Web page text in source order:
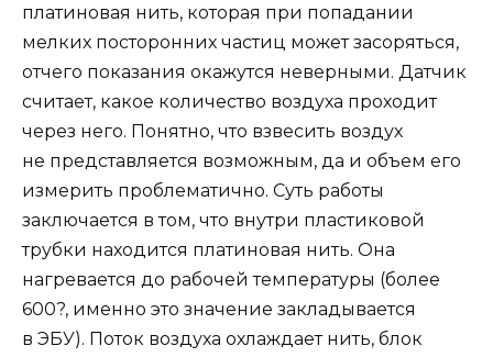
платиновая нить, которая при попадании
мелких посторонних частиц может засоряться,
отчего показания окажутся неверными. Датчик
считает, какое количество воздуха проходит
через него. Понятно, что взвесить воздух
не представляется возможным, да и объем его
измерить проблематично. Суть работы
заключается в том, что внутри пластиковой
трубки находится платиновая нить. Она
нагревается до рабочей температуры (более
600?, именно это значение закладывается
в ЭБУ). Поток воздуха охлаждает нить, блок